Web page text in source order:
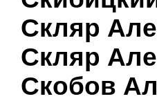
Скляр
Скляр
Скобов